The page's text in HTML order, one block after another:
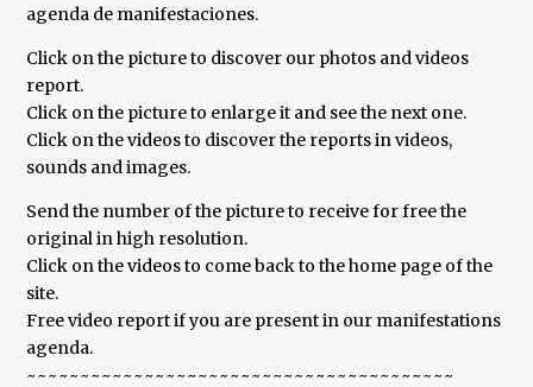
agenda de manifestaciones.
Click on the picture to discover our photos and videos
report.
Click on the picture to enlarge it and see the next one.
Click on the videos to discover the reports in videos,
sounds and images.
Send the number of the picture to receive for free the
original in high resolution.
Click on the videos to come back to the home page of the
site.
Free video report if you are present in our manifestations
agenda.
~~~~~~~~~~~~~~~~~~~~~~~~~~~~~~~~~~~~~~~~